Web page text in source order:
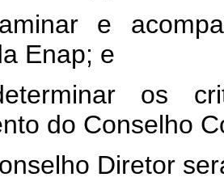
e
Enap; e
os
do Conselho
Diretor